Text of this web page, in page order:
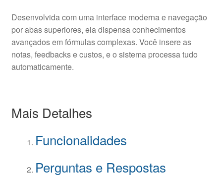
Desenvolvida com uma interface moderna e navegação
por abas superiores, ela dispensa conhecimentos
avançados em fórmulas complexas. Você insere as
notas, feedbacks e custos, e o sistema processa tudo
automaticamente.
Mais Detalhes
Funcionalidades
Perguntas e Respostas